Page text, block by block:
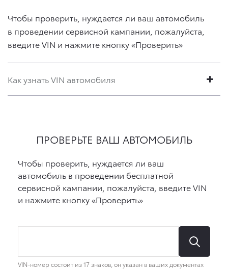
Чтобы проверить, нуждается ли ваш автомобиль
в проведении сервисной кампании, пожалуйста,
введите VIN и нажмите кнопку «Проверить»
Как узнать VIN автомобиля